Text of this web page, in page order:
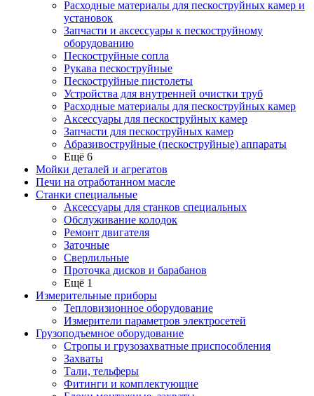
Расходные материалы для пескоструйных камер и
установок
Запчасти и аксессуары к пескоструйному
оборудованию
Пескоструйные сопла
Рукава пескоструйные
Пескоструйные пистолеты
Устройства для внутренней очистки труб
Расходные материалы для пескоструйных камер
Аксессуары для пескоструйных камер
Запчасти для пескоструйных камер
Абразивоструйные (пескоструйные) аппараты
Ещё 6
Мойки деталей и агрегатов
Печи на отработанном масле
Станки специальные
Аксессуары для станков специальных
Обслуживание колодок
Ремонт двигателя
Заточные
Сверлильные
Проточка дисков и барабанов
Ещё 1
Измерительные приборы
Тепловизионное оборудование
Измерители параметров электросетей
Грузоподъемное оборудование
Стропы и грузозахватные приспособления
Захваты
Тали, тельферы
Фитинги и комплектующие